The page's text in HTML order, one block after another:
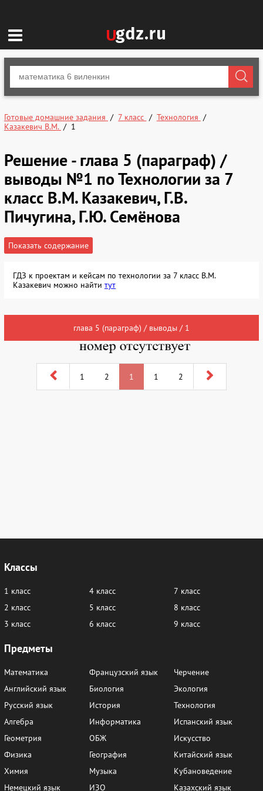
Готовые домашние задания 7 класс
Технология
Казакевич В.М.
1
Решение - глава 5 (параграф) /
выводы №1 по Технологии за 7
класс В.М. Казакевич, Г.В.
Пичугина, Г.Ю. Семёнова
Показать содержание
ГДЗ к проектам и кейсам по технологии за 7 класс В.М.
Казакевич можно найти тут
глава 5 (параграф) / выводы / 1
1 2 1 1 2
Классы
1 класс
2 класс
3 класс
4 класс
5 класс
6 класс
7 класс
8 класс
9 класс
Предметы
Математика
Английский язык
Русский язык
Алгебра
Геометрия
Физика
Химия
Немецкий язык
Французский язык
Биология
История
Информатика
ОБЖ
География
Музыка
ИЗО
Черчение
Экология
Технология
Испанский язык
Искусство
Китайский язык
Кубановедение
Казахский язык